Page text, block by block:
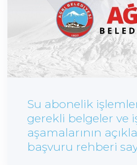
Su abonelik
gerekli belgeler ve
aşamalarının
başvuru rehberi